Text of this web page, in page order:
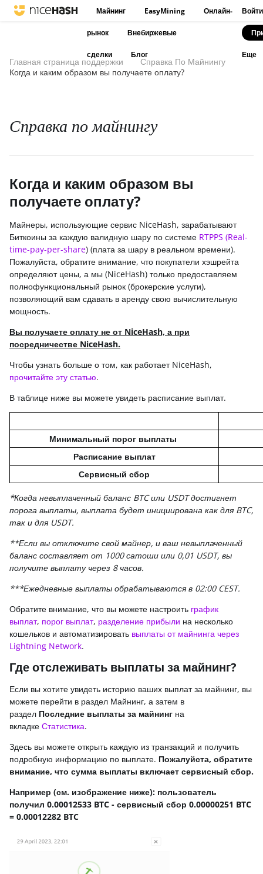
Майнинг EasyMining Онлайн-
рынок Внебиржевые
сделки Блог
Войти
Еще
Главная страница поддержки
Справка По Майнингу
Когда и каким образом вы получаете оплату?
Справка по майнингу
Когда и каким образом вы
получаете оплату?
Майнеры, использующие сервис NiceHash, зарабатывают
Биткоины за каждую валидную шару по системе RTPPS (Real-
time-pay-per-share) (плата за шару в реальном времени).
Пожалуйста, обратите внимание, что покупатели хэшрейта
определяют цены, а мы (NiceHash) только предоставляем
полнофункциональный рынок (брокерские услуги),
позволяющий вам сдавать в аренду свою вычислительную
мощность.
Вы получаете оплату не от NiceHash, а при
посредничестве NiceHash.
Чтобы узнать больше о том, как работает NiceHash,
прочитайте эту статью.
В таблице ниже вы можете увидеть расписание выплат.
Минимальный порог выплаты
Расписание выплат
Сервисный сбор
*Когда невыплаченный баланс BTC или USDT достигнет
порога выплаты, выплата будет инициирована как для BTC,
так и для USDT.
**Если вы отключите свой майнер, и ваш невыплаченный
баланс составляет от 1000 сатоши или 0,01 USDT, вы
получите выплату через 8 часов.
***Ежедневные выплаты обрабатываются в 02:00 CEST.
Обратите внимание, что вы можете настроить график
выплат, порог выплат, разделение прибыли на несколько
кошельков и автоматизировать выплаты от майнинга через
Lightning Network.
Где отслеживать выплаты за майнинг?
Если вы хотите увидеть историю ваших выплат за майнинг, вы
можете перейти в раздел Майнинг, а затем в
раздел Последние выплаты за майнинг на
вкладке Статистика.
Здесь вы можете открыть каждую из транзакций и получить
подробную информацию по выплате. Пожалуйста, обратите
внимание, что сумма выплаты включает сервисный сбор.
Например (см. изображение ниже): пользователь
получил 0.00012533 BTC - сервисный сбор 0.00000251 BTC
= 0.00012282 BTC